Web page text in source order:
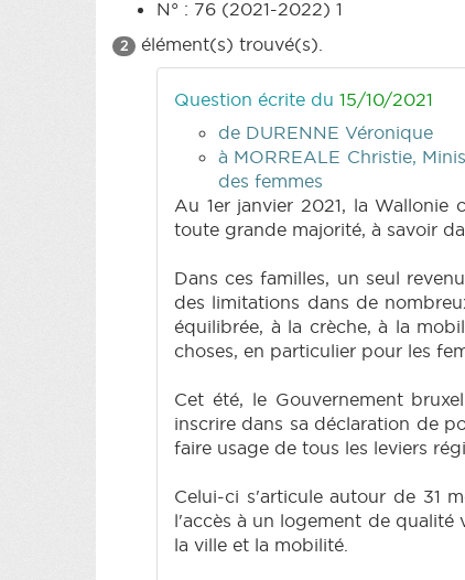
N° : 76 (2021-2022) 1
2 élément(s) trouvé(s).
Question écrite du 15/10/2021
de DURENNE Véronique
à MORREALE Christie,
des femmes
Au 1er janvier 2021, la
toute grande majorité, à savoir
Dans ces familles, un seul
des limitations dans de
équilibrée, à la crèche, à la
choses, en particulier pour les
Cet été, le Gouvernement
inscrire dans sa déclaration de
faire usage de tous les leviers
Celui-ci s'articule autour de 31
l'accès à un logement de qualité
la ville et la mobilité.